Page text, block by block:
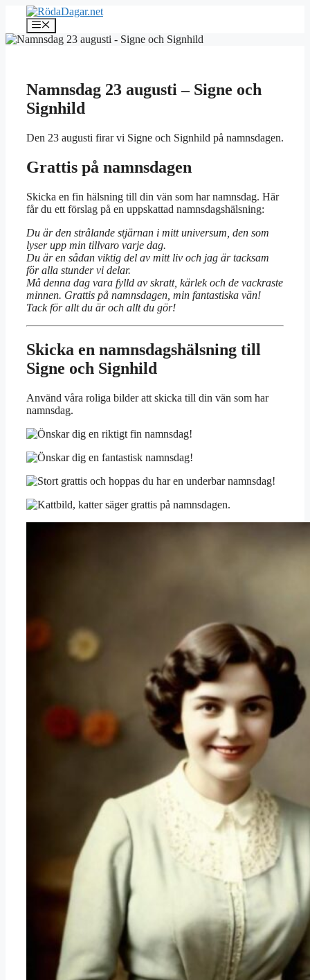
Hoppa
innehåll
Meny
Namnsdag 23 augusti – Signe och
Signhild
Den 23 augusti firar vi Signe och Signhild på namnsdagen.
Grattis på namnsdagen
Skicka en fin hälsning till din vän som har namnsdag. Här
får du ett förslag på en uppskattad namnsdagshälsning:
Du är den strålande stjärnan i mitt universum, den som
lyser upp min tillvaro varje dag.
Du är en sådan viktig del av mitt liv och jag är tacksam
för alla stunder vi delar.
Må denna dag vara fylld av skratt, kärlek och de vackraste
minnen. Grattis på namnsdagen, min fantastiska vän!
Tack för allt du är och allt du gör!
Skicka en namnsdagshälsning till
Signe och Signhild
Använd våra roliga bilder att skicka till din vän som har
namnsdag.